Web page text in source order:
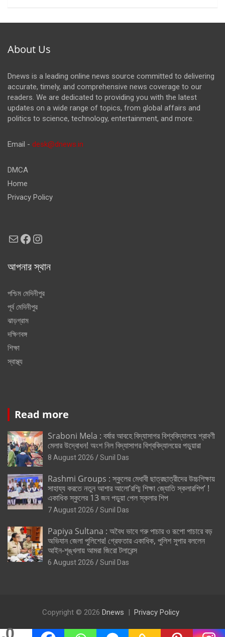
About Us
Dnews is a leading online news source committed to delivering
accurate, timely, and comprehensive news coverage to our
readers. We are dedicated to providing you with the latest
updates on a wide range of topics, from global affairs and
politics to science, technology, entertainment, and more.
Email - desk@dnews.in
DMCA
Home
Privacy Policy
MailFacebook
Instagram
আপনার স্থান
পশ্চিম মেদিনীপুর
পূর্ব মেদিনীপুর
ঝাড়গ্রাম
দক্ষিণবঙ্গ
শিক্ষা
স্বাস্থ্য
Read more
Sraboni Mela : বর্ষার আবহে বিদ্যাসাগর বিশ্ববিদ্যালয়ে শ্রাবণী
মেলার উদ্বোধন! অংশ নিল বিদ্যাসাগর বিশ্ববিদ্যালয়ের পড়ুয়ারা
8 August 2026 Sunil Das
Rashmi Groups : স্কুলের মেধাবী ছাত্রছাত্রীদের উচ্চশিক্ষায়
সাহায্য করতে নতুন আশার আলো’রশ্মি শিক্ষা জ্যোতি স্কলারশিপ’ !
একাধিক স্কুলের 13 জন পড়ুয়া পেল স্কলার শিপ
7 August 2026 Sunil Das
Papiya Sultana : অবৈধ ভাবে গরু পাচার ও রূপো পাচারে বড়
অভিযান জেলা পুলিশের! গ্রেফতার একাধিক, পুলিশ সুপার বললেন
আইন-শৃঙ্খলায় আমরা জিরো টলারেন্স
6 August 2026 Sunil Das
Copyright © 2026 Dnews Privacy Policy